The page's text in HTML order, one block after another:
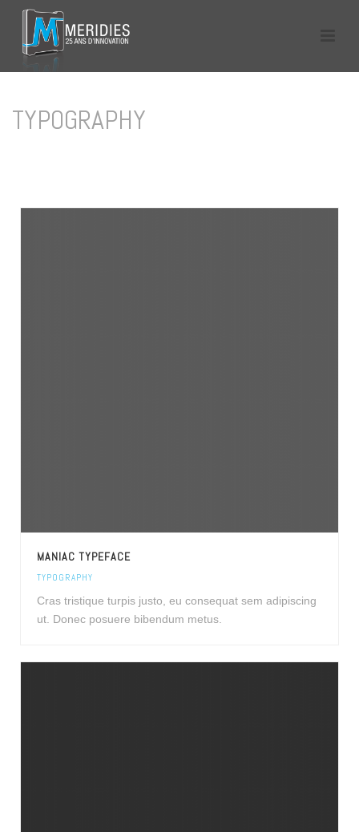
TYPOGRAPHY
MANIAC TYPEFACE
TYPOGRAPHY
Cras tristique turpis justo, eu consequat sem adipiscing
ut. Donec posuere bibendum metus.